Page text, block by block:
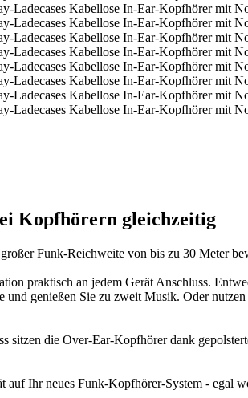
Kopfhörern gleichzeitig
Funk-Reichweite von bis zu 30 Meter
praktisch an jedem Gerät Anschluss.
genießen Sie zu zweit Musik. Oder
sitzen die Over-Ear-Kopfhörer dank
Ihr neues Funk-Kopfhörer-System - egal